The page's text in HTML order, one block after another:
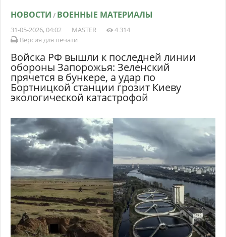
НОВОСТИ / ВОЕННЫЕ МАТЕРИАЛЫ
31-05-2026, 04:02 MASTER
4 314
Версия для печати
Войска РФ вышли к последней линии
обороны Запорожья: Зеленский
прячется в бункере, а удар по
Бортницкой станции грозит Киеву
экологической катастрофой